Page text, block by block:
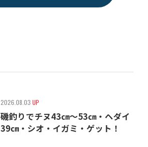
2026.08.03 UP
磯釣りでチヌ43㎝〜53㎝・ヘダイ
39㎝・シオ・イガミ・ゲット！